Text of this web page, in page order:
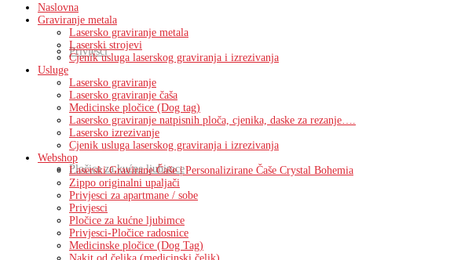
Privjesci
Pločice za kućne ljubimce
Naslovna
Graviranje metala
Lasersko graviranje metala
Laserski strojevi
Cjenik usluga laserskog graviranja i izrezivanja
Usluge
Lasersko graviranje
Lasersko graviranje čaša
Medicinske pločice (Dog tag)
Lasersko graviranje natpisnih ploča, cjenika, daske za rezanje….
Lasersko izrezivanje
Cjenik usluga laserskog graviranja i izrezivanja
Webshop
Laserski Gravirane Čaše | Personalizirane Čaše Crystal Bohemia
Zippo originalni upaljači
Privjesci za apartmane / sobe
Privjesci
Pločice za kućne ljubimce
Privjesci-Pločice radosnice
Medicinske pločice (Dog Tag)